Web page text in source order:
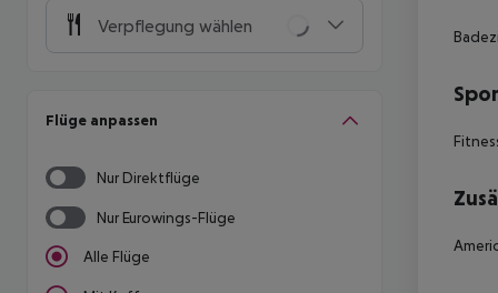
Verpflegung wählen
Flüge anpassen
Nur Direktflüge
Nur Eurowings-Flüge
Alle Flüge